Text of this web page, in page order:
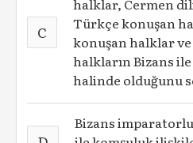
C
halklar, Cermen
Türkçe konuşan
konuşan halklar
halkların Bizans
halinde olduğunu
Bizans